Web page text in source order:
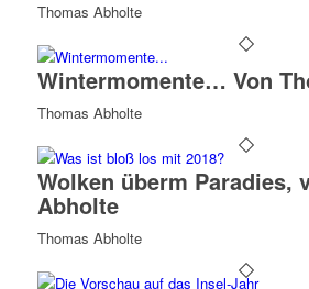
Thomas Abholte
Wintermomente… Von
Thomas Abholte
Wolken überm Paradies,
Abholte
Thomas Abholte